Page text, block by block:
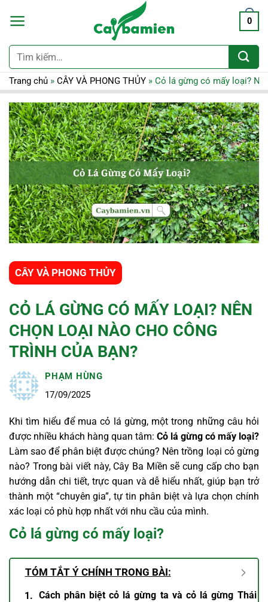
0
Tìm
kiếm:
Trang chủ » CÂY VÀ PHONG THỦY » Cỏ lá gừng có mấy loại?
CÂY VÀ PHONG THỦY
CỎ LÁ GỪNG CÓ MẤY LOẠI? NÊN
CHỌN LOẠI NÀO CHO CÔNG
TRÌNH CỦA BẠN?
PHẠM HÙNG
17/09/2025
Khi tìm hiểu để mua cỏ lá gừng, một trong những câu hỏi
được nhiều khách hàng quan tâm: Cỏ lá gừng có mấy loại?
Làm sao để phân biệt được chúng? Nên trồng loại cỏ gừng
nào? Trong bài viết này, Cây Ba Miền sẽ cung cấp cho bạn
hướng dẫn chi tiết, trực quan và dễ hiểu nhất, giúp bạn trở
thành một “chuyên gia”, tự tin phân biệt và lựa chọn chính
xác loại cỏ phù hợp nhất với nhu cầu của mình.
Cỏ lá gừng có mấy loại?
TÓM TẮT Ý CHÍNH TRONG BÀI:
Cách phân biệt cỏ lá gừng ta và cỏ lá gừng Thái